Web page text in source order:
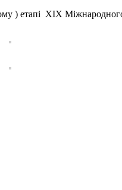
етапі XIX Міжнародного